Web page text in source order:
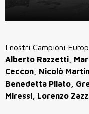
I nostri Campioni
Alberto Razzetti,
Ceccon, Nicolò
Benedetta Pilato,
Miressi, Lorenzo